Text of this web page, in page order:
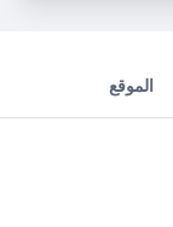
الموقع